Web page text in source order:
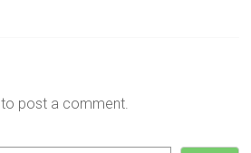
to post a comment.